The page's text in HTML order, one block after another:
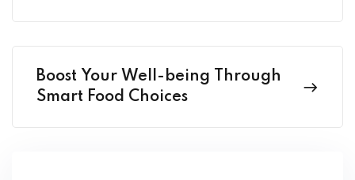
Boost Your Well-being Through
Smart Food Choices